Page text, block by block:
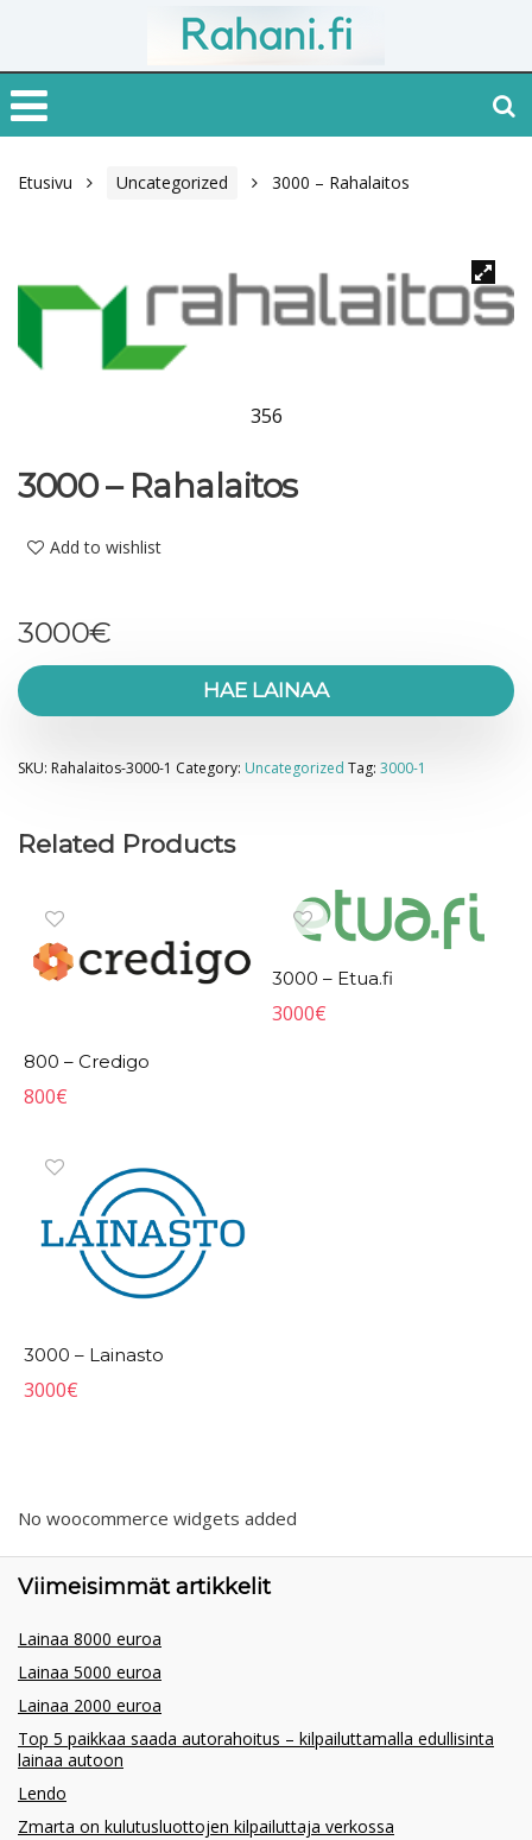
Etusivu Uncategorized 3000 – Rahalaitos
356
3000 – Rahalaitos
Add to wishlist
3000€
HAE LAINAA
SKU: Rahalaitos-3000-1 Category: Uncategorized Tag: 3000-1
Related Products
800 – Credigo
800€
3000 – Etua.fi
3000€
3000 – Lainasto
3000€
No woocommerce widgets added
Viimeisimmät artikkelit
Lainaa 8000 euroa
Lainaa 5000 euroa
Lainaa 2000 euroa
Top 5 paikkaa saada autorahoitus – kilpailuttamalla edullisinta
lainaa autoon
Lendo
Zmarta on kulutusluottojen kilpailuttaja verkossa